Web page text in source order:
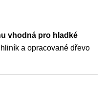
vhodná pro hladké
a opracované dřevo